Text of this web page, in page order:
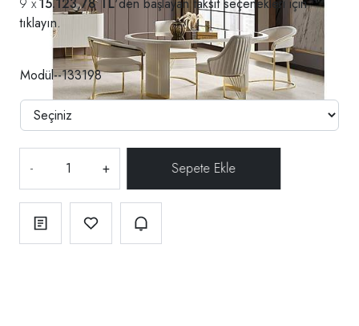
tıklayın.
Modül--133198
- +